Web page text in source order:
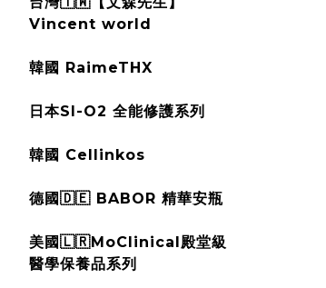
Vincent world
韓國 RaimeTHX
日本SI-O2 全能修護系列
韓國 Cellinkos
德國🇩🇪 BABOR 精華安瓶
美國🇱🇷MoClinical殿堂級
醫學保養品系列